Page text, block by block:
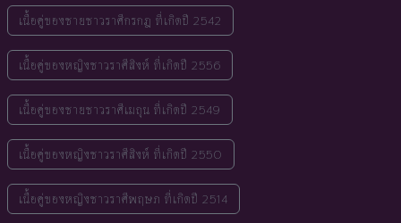
เนื้อคู่ของชายชาวราศีกรกฎ ที่เกิดปี 2542
เนื้อคู่ของหญิงชาวราศีสิงห์ ที่เกิดปี 2556
เนื้อคู่ของชายชาวราศีเมถุน ที่เกิดปี 2549
เนื้อคู่ของหญิงชาวราศีสิงห์ ที่เกิดปี 2550
เนื้อคู่ของหญิงชาวราศีพฤษภ ที่เกิดปี 2514